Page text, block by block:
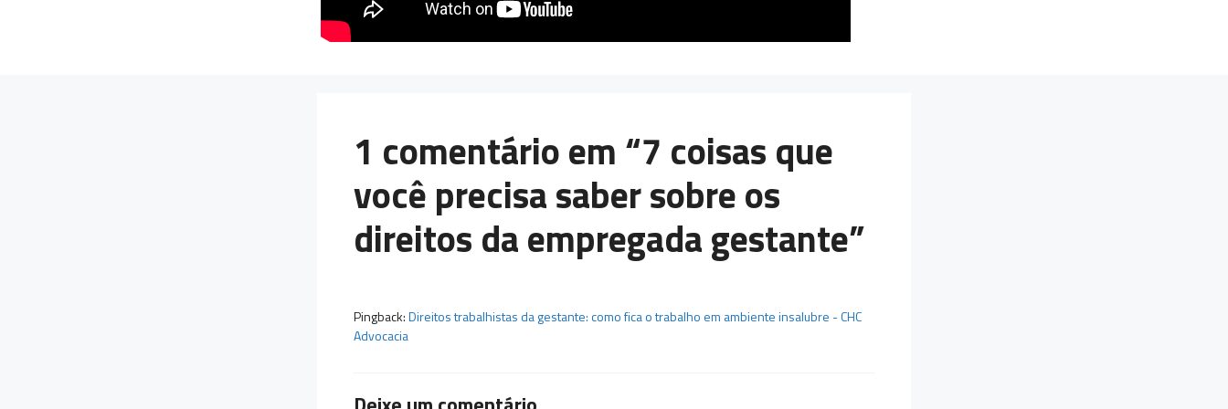
1 comentário em “7 coisas que
você precisa saber sobre os
direitos da empregada gestante”
Pingback:Direitos trabalhistas da gestante: como fica o trabalho em ambiente insalubre - CHC
Advocacia